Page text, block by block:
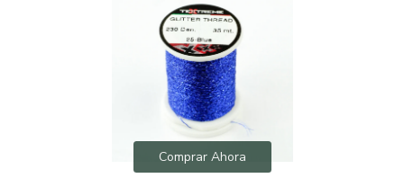
Comprar Ahora